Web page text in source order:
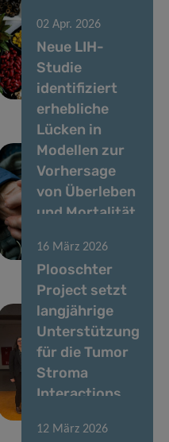
und
Risikobewertung
in Luxemburg
02 Apr. 2026
Neue LIH-
Studie
identifiziert
erhebliche
Lücken in
Modellen zur
Vorhersage
von Überleben
und Mortalität
Krebspatienten
16 März 2026
Plooschter
Project setzt
langjährige
Unterstützung
für die Tumor
Stroma
Interactions
12 März 2026